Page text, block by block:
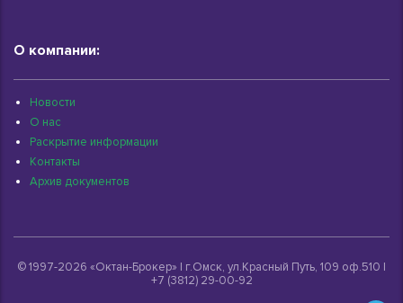
О компании:
Новости
О нас
Раскрытие информации
Контакты
Архив документов
© 1997-2026 «Октан-Брокер» | г.Омск, ул.Красный Путь, 109 оф.510 |
+7 (3812) 29-00-92